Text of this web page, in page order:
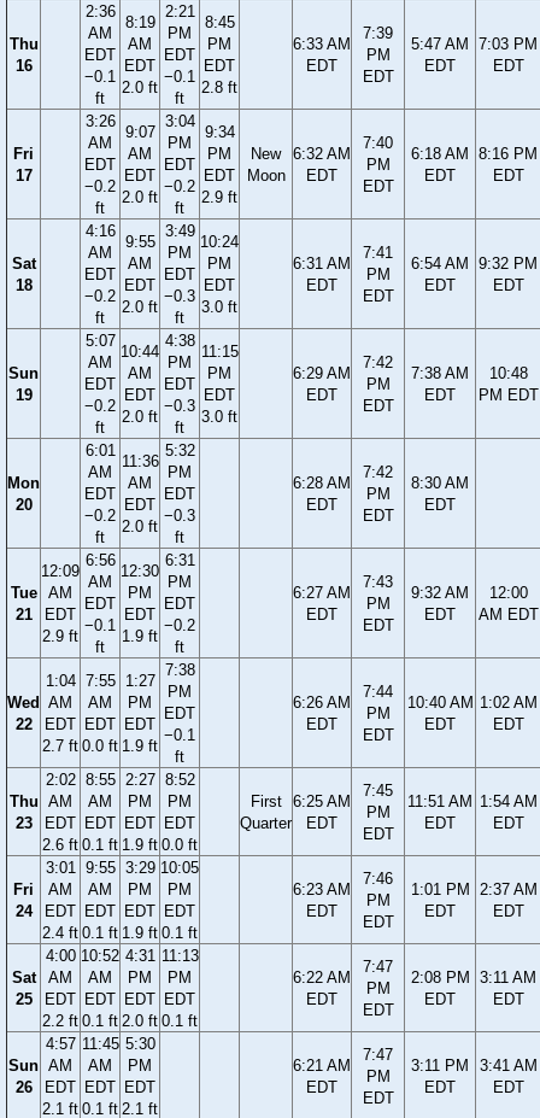
Thu
16
2:36
AM
EDT
−0.1
ft
8:19
AM
EDT
2.0 ft
2:21
PM
EDT
−0.1
ft
8:45
PM
EDT
2.8 ft
6:33 AM
EDT
7:39
PM
EDT
5:47 AM
EDT
7:03 PM
EDT
Fri
17
3:26
AM
EDT
−0.2
ft
9:07
AM
EDT
2.0 ft
3:04
PM
EDT
−0.2
ft
9:34
PM
EDT
2.9 ft
New
Moon
6:32 AM
EDT
7:40
PM
EDT
6:18 AM
EDT
8:16 PM
EDT
Sat
18
4:16
AM
EDT
−0.2
ft
9:55
AM
EDT
2.0 ft
3:49
PM
EDT
−0.3
ft
10:24
PM
EDT
3.0 ft
6:31 AM
EDT
7:41
PM
EDT
6:54 AM
EDT
9:32 PM
EDT
Sun
19
5:07
AM
EDT
−0.2
ft
10:44
AM
EDT
2.0 ft
4:38
PM
EDT
−0.3
ft
11:15
PM
EDT
3.0 ft
6:29 AM
EDT
7:42
PM
EDT
7:38 AM
EDT
10:48
PM EDT
Mon
20
6:01
AM
EDT
−0.2
ft
11:36
AM
EDT
2.0 ft
5:32
PM
EDT
−0.3
ft
6:28 AM
EDT
7:42
PM
EDT
8:30 AM
EDT
Tue
21
12:09
AM
EDT
2.9 ft
6:56
AM
EDT
−0.1
ft
12:30
PM
EDT
1.9 ft
6:31
PM
EDT
−0.2
ft
6:27 AM
EDT
7:43
PM
EDT
9:32 AM
EDT
12:00
AM EDT
Wed
22
1:04
AM
EDT
2.7 ft
7:55
AM
EDT
0.0 ft
1:27
PM
EDT
1.9 ft
7:38
PM
EDT
−0.1
ft
6:26 AM
EDT
7:44
PM
EDT
10:40 AM
EDT
1:02 AM
EDT
Thu
23
2:02
AM
EDT
2.6 ft
8:55
AM
EDT
0.1 ft
2:27
PM
EDT
1.9 ft
8:52
PM
EDT
0.0 ft
First
Quarter
6:25 AM
EDT
7:45
PM
EDT
11:51 AM
EDT
1:54 AM
EDT
Fri
24
3:01
AM
EDT
2.4 ft
9:55
AM
EDT
0.1 ft
3:29
PM
EDT
1.9 ft
10:05
PM
EDT
0.1 ft
6:23 AM
EDT
7:46
PM
EDT
1:01 PM
EDT
2:37 AM
EDT
Sat
25
4:00
AM
EDT
2.2 ft
10:52
AM
EDT
0.1 ft
4:31
PM
EDT
2.0 ft
11:13
PM
EDT
0.1 ft
6:22 AM
EDT
7:47
PM
EDT
2:08 PM
EDT
3:11 AM
EDT
Sun
26
4:57
AM
EDT
2.1 ft
11:45
AM
EDT
0.1 ft
5:30
PM
EDT
2.1 ft
6:21 AM
EDT
7:47
PM
EDT
3:11 PM
EDT
3:41 AM
EDT